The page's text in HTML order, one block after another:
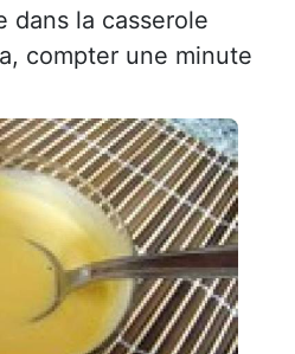
la casserole
compter une minute